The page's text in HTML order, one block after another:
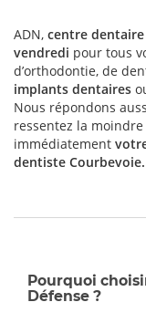
ADN, centre dentaire
vendredi pour tous
d’orthodontie, de
implants dentaires
Nous répondons
ressentez la
immédiatement
dentiste Courbevoie.
Pourquoi
Défense ?